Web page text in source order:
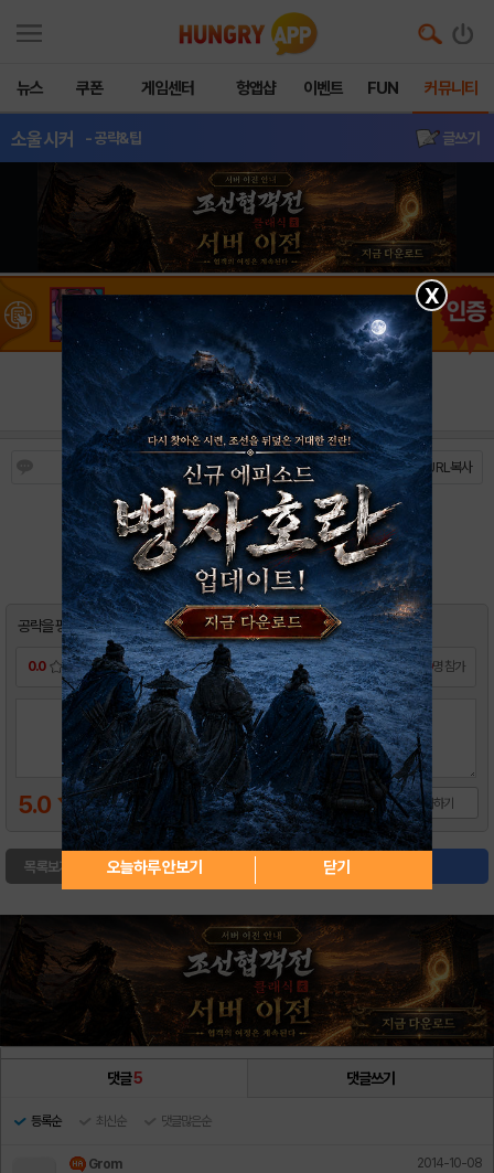
뉴스 쿠폰 게임센터 헝앱샵 이벤트 FUN 커뮤니티
소울시커 - 공략&팁 글쓰기
글 인증 미션
운영진 인증 미션 달성!
오픈유저가 전하는 난 무과금일세..
쿨훈 조회수 : 24,083 | 14.10.08
URL복사
https://m.hungryapp.co.kr/bbs/bbs_view.php?durl=Y...
0 북마크
공략을 평가해 주시면밥알 20개를 드립니다.
0.0 0명 참가
5.0 평가하기
목록보기
댓글5 댓글쓰기
등록순 최신순 댓글많은순
Grom 2014-10-08
X
오늘하루 안보기 닫기